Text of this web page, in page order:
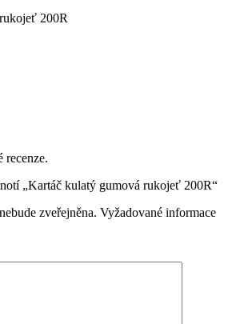
200R
recenze.
„Kartáč kulatý gumová rukojeť 200R“
zveřejněna. Vyžadované informace